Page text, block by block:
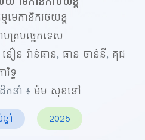
មមេកានិករថយន្ត
បត្របច្ចេកទេស
នឿន វ៉ាន់ធាន, ធាន ចាន់នី, គុជ
រិទ្ធ
ដឹកនាំ ៖ ម៉ម សុខនៅ
នាំ 2025